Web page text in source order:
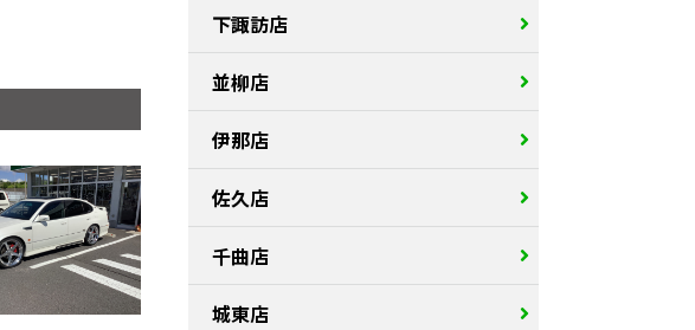
下諏訪店
並柳店
伊那店
佐久店
千曲店
城東店